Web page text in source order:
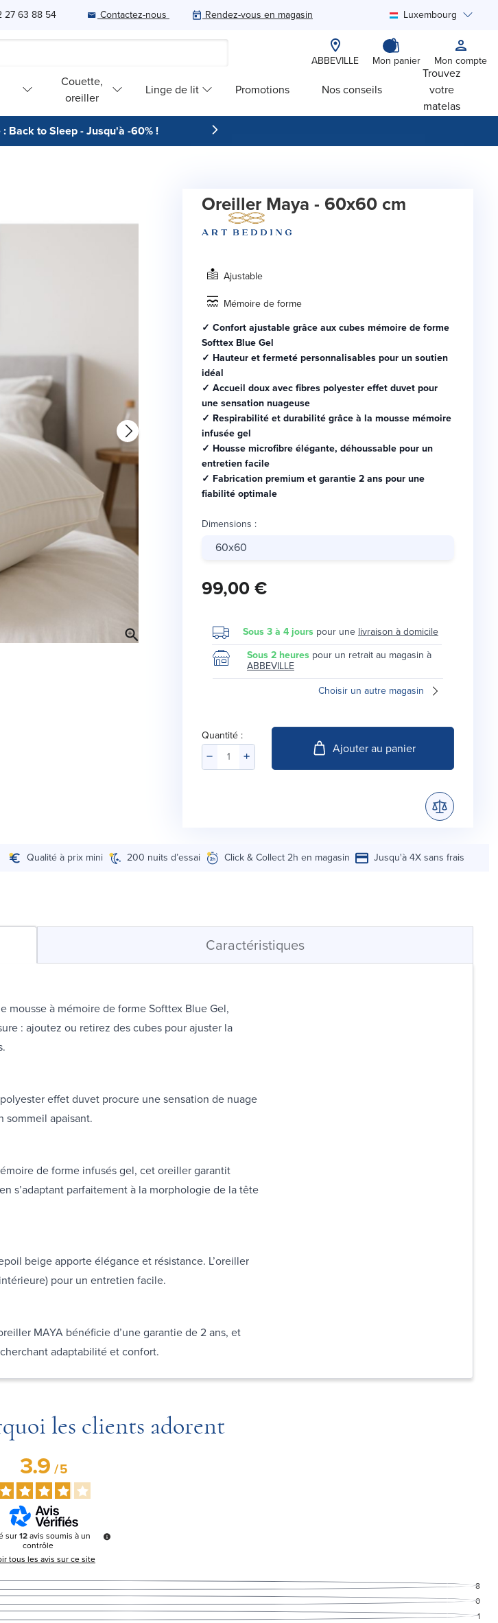
27 63 88 54 Contactez-nous Rendez-vous en magasin Luxembourg
ABBEVILLE Mon panier Mon compte
Couette,
oreiller
Linge de lit Promotions Nos conseils
Trouvez
votre
matelas
Back to Sleep - Jusqu'à -60% !
Oreiller Maya - 60x60 cm
Ajustable
Mémoire de forme
✓ Confort ajustable grâce aux cubes mémoire de forme
Softtex Blue Gel
✓ Hauteur et fermeté personnalisables pour un soutien
idéal
✓ Accueil doux avec fibres polyester effet duvet pour
une sensation nuageuse
✓ Respirabilité et durabilité grâce à la mousse mémoire
infusée gel
✓ Housse microfibre élégante, déhoussable pour un
entretien facile
✓ Fabrication premium et garantie 2 ans pour une
fiabilité optimale
Dimensions :
60x60
99,00 €
Sous 3 à 4 jours pour une livraison à domicile
Sous 2 heures pour un retrait au magasin à
ABBEVILLE
Choisir un autre magasin
Quantité :
Ajouter au panier
Qualité à prix mini 200 nuits d’essai Click & Collect 2h en magasin Jusqu'à 4X sans frais
Caractéristiques
mousse à mémoire de forme Softtex Blue Gel,
: ajoutez ou retirez des cubes pour ajuster la
effet duvet procure une sensation de nuage
sommeil apaisant.
de forme infusés gel, cet oreiller garantit
s’adaptant parfaitement à la morphologie de la tête
beige apporte élégance et résistance. L’oreiller
pour un entretien facile.
MAYA bénéficie d’une garantie de 2 ans, et
adaptabilité et confort.
les clients adorent
3.9/5
sur12avis soumis à un
contrôle
tous les avis sur ce site
8
0
1